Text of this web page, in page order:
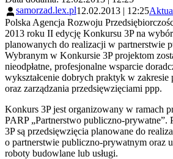
samorzad.lex.pl12.02.2013 | 12:25
Polska Agencja Rozwoju
2013 roku II edycję Konkursu 3P na
planowanych do realizacji w partnerstwie
Wybranym w Konkursie 3P projektom
nieodpłatne, profesjonalne wsparcie
wykształcenie dobrych praktyk w
oraz zarządzania przedsięwzięciami ppp.
Konkurs 3P jest organizowany w ramach
PARP „Partnerstwo publiczno-prywatne”.
3P są przedsięwzięcia planowane do
o partnerstwie publiczno-prywatnym oraz
roboty budowlane lub usługi.